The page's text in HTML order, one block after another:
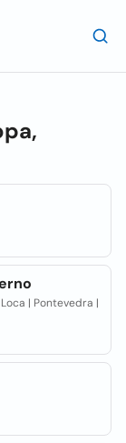
| Pontevedra |